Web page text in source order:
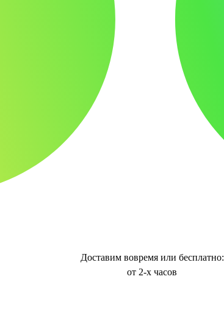
Доставим вовремя или бесплатно:
от 2-х часов